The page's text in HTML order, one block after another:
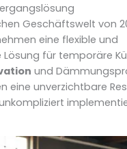
Geschäftswelt von
eine flexible und
für temporäre
und
eine unverzichtbare